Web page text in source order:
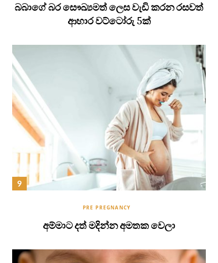
බබාගේ බර සෞඛ්‍යමත් ලෙස වැඩි කරන රසවත්
ආහාර වට්ටෝරු 5ක්
PRE PREGNANCY
අම්මාට දත් මදින්න අමතක වෙලා